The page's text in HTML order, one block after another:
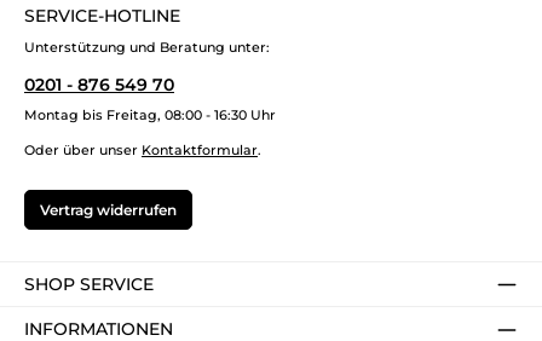
SERVICE-HOTLINE
Unterstützung und Beratung unter:
0201 - 876 549 70
Montag bis Freitag, 08:00 - 16:30 Uhr
Oder über unser Kontaktformular.
Vertrag widerrufen
SHOP SERVICE
INFORMATIONEN